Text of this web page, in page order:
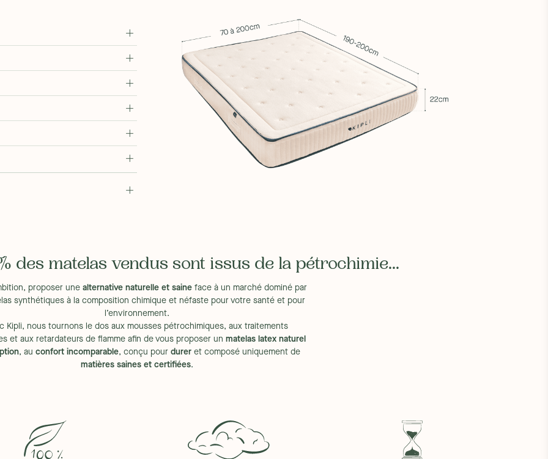
différente pour un confort
Tencel® et 61% de coton bio
son déplacement
chimiques, potentiellement
éclair pour effectuer un lavage à
pieds à chaque saison pour
:
lire l'article
des matelas vendus sont issus de la pétrochimie...
proposer une alternative naturelle et saine face à un marché dominé par
synthétiques à la composition chimique et néfaste pour votre santé et pour
l’environnement.
Kipli, nous tournons le dos aux mousses pétrochimiques, aux traitements
et aux retardateurs de flamme afin de vous proposer un matelas latex naturel
, au confort incomparable, conçu pour dureret composé uniquement de
matières saines et certifiées.